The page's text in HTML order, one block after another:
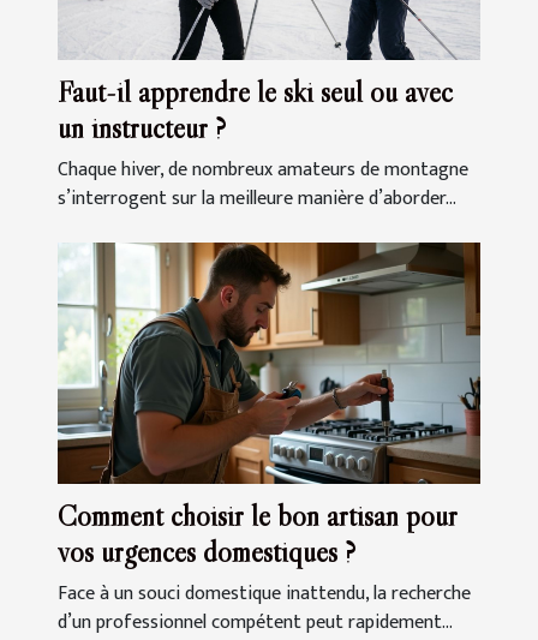
Faut-il apprendre le ski seul ou avec
un instructeur ?
Chaque hiver, de nombreux amateurs de montagne
s’interrogent sur la meilleure manière d’aborder...
Comment choisir le bon artisan pour
vos urgences domestiques ?
Face à un souci domestique inattendu, la recherche
d’un professionnel compétent peut rapidement...